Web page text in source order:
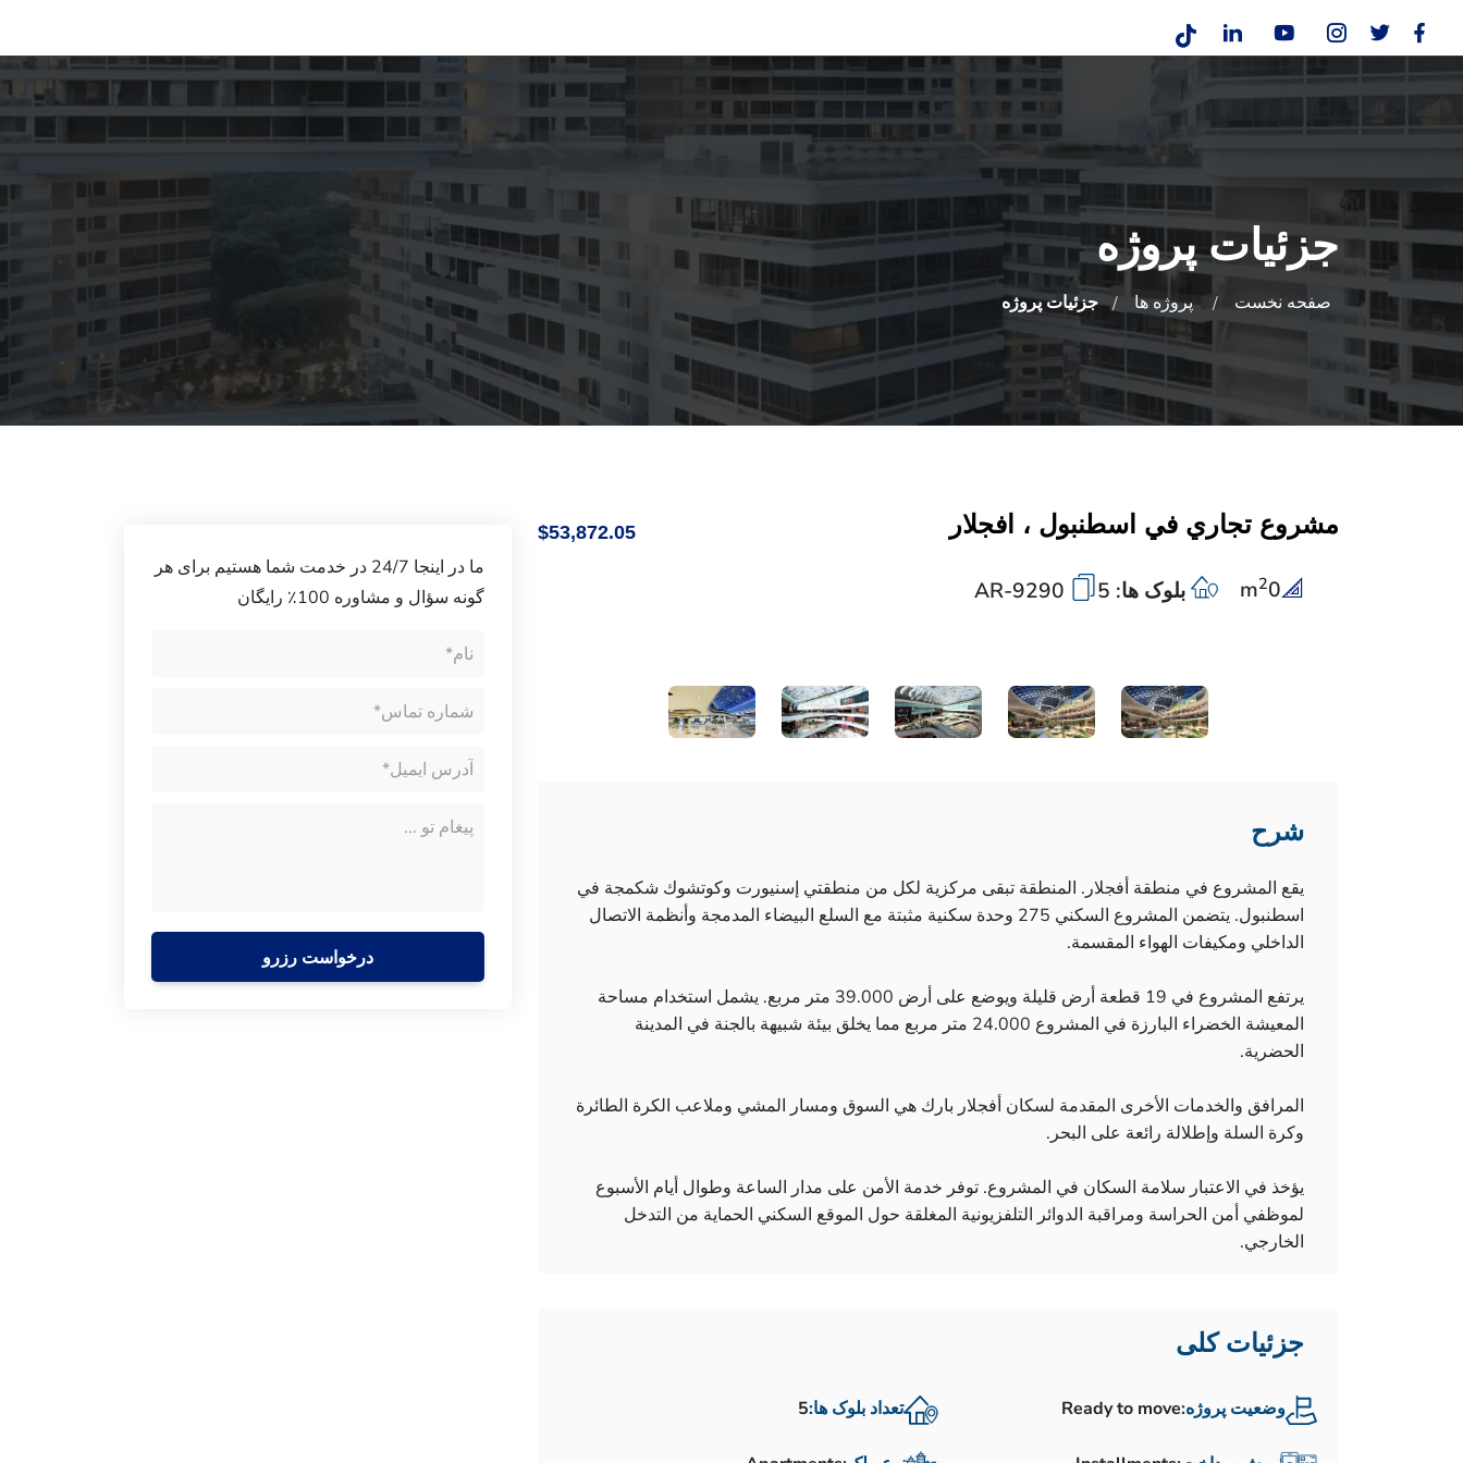
جزئیات پروژه
صفحه نخست پروژه ها جزئیات پروژه
مشروع تجاري في اسطنبول ، افجلار $53,872.05
0
m2 بلوک ها: 5
شرح
يقع المشروع في منطقة أفجلار. المنطقة تبقى مركزية لكل من منطقتي إسنيورت وكوتشوك شكمجة في
اسطنبول. يتضمن المشروع السكني 275 وحدة سكنية مثبتة مع السلع البيضاء المدمجة وأنظمة الاتصال
الداخلي ومكيفات الهواء المقسمة.
يرتفع المشروع في 19 قطعة أرض قليلة ويوضع على أرض 39.000 متر مربع. يشمل استخدام مساحة
المعيشة الخضراء البارزة في المشروع 24.000 متر مربع مما يخلق بيئة شبيهة بالجنة في المدينة
الحضرية.
المرافق والخدمات الأخرى المقدمة لسكان أفجلار بارك هي السوق ومسار المشي وملاعب الكرة الطائرة
وكرة السلة وإطلالة رائعة على البحر.
يؤخذ في الاعتبار سلامة السكان في المشروع. توفر خدمة الأمن على مدار الساعة وطوال أيام الأسبوع
لموظفي أمن الحراسة ومراقبة الدوائر التلفزيونية المغلقة حول الموقع السكني الحماية من التدخل
الخارجي.
جزئیات کلی
وضعیت پروژه:Ready to move تعداد بلوک ها:5
ما در اینجا 24/7 در خدمت شما هستیم برای هر
گونه سؤال و مشاوره 100٪ رایگان
درخواست رزرو